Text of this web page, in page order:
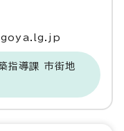
指導課 市街地